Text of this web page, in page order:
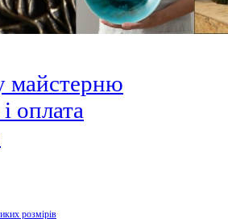
майстерню
оплата
розмірів